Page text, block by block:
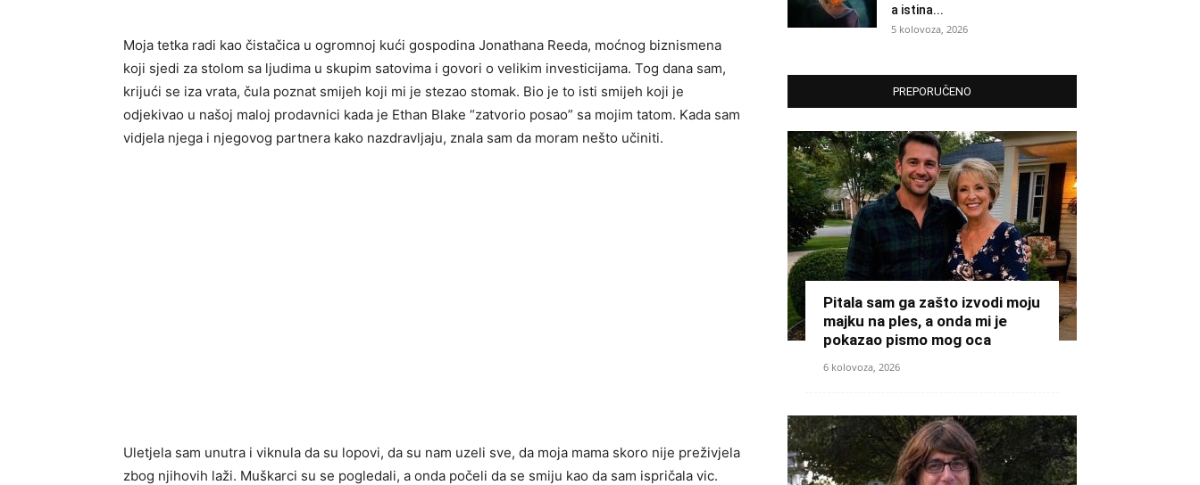
Moja tetka radi kao čistačica u ogromnoj kući gospodina Jonathana Reeda, moćnog biznismena
koji sjedi za stolom sa ljudima u skupim satovima i govori o velikim investicijama. Tog dana sam,
krijući se iza vrata, čula poznat smijeh koji mi je stezao stomak. Bio je to isti smijeh koji je
odjekivao u našoj maloj prodavnici kada je Ethan Blake “zatvorio posao” sa mojim tatom. Kada sam
vidjela njega i njegovog partnera kako nazdravljaju, znala sam da moram nešto učiniti.
Uletjela sam unutra i viknula da su lopovi, da su nam uzeli sve, da moja mama skoro nije preživjela
zbog njihovih laži. Muškarci su se pogledali, a onda počeli da se smiju kao da sam ispričala vic.
a istina...
5 kolovoza, 2026
PREPORUČENO
Pitala sam ga zašto izvodi moju
majku na ples, a onda mi je
pokazao pismo mog oca
6 kolovoza, 2026